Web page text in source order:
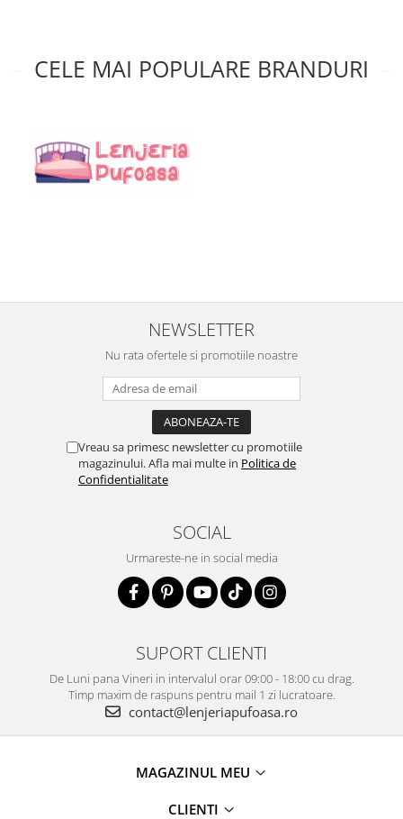
CELE MAI POPULARE BRANDURI
NEWSLETTER
Nu rata ofertele si promotiile noastre
Vreau sa primesc newsletter cu promotiile
magazinului. Afla mai multe in Politica de
Confidentialitate
SOCIAL
Urmareste-ne in social media
SUPORT CLIENTI
De Luni pana Vineri in intervalul orar 09:00 - 18:00 cu drag.
Timp maxim de raspuns pentru mail 1 zi lucratoare.
contact@lenjeriapufoasa.ro
MAGAZINUL MEU
CLIENTI